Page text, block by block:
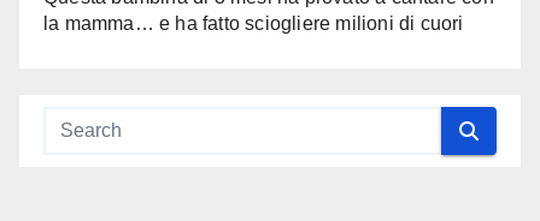
la mamma… e ha fatto sciogliere milioni di cuori